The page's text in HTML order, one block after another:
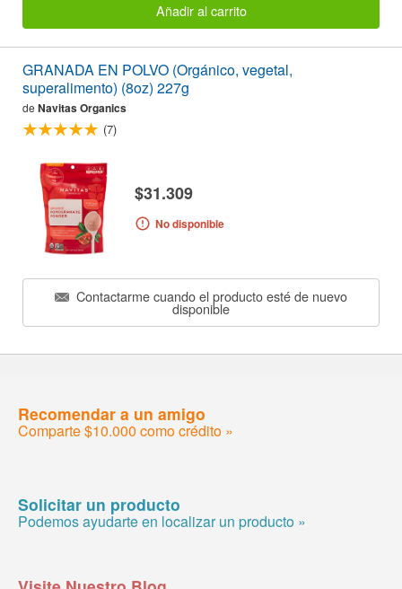
Añadir al carrito
GRANADA EN POLVO (Orgánico, vegetal,
superalimento) (8oz) 227g
de Navitas Organics
(7)
$31.309
No disponible
Contactarme cuando el producto esté de nuevo
disponible
Recomendar a un amigo
Comparte $10.000 como crédito »
Solicitar un producto
Podemos ayudarte en localizar un producto »